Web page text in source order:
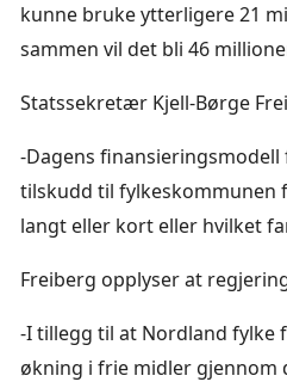
kunne bruke ytterligere 21
sammen vil det bli 46
Statssekretær Kjell-Børge
-Dagens
tilskudd til fylkeskommunen
langt eller kort eller hvilket
Freiberg opplyser at
-I tillegg til at Nordland fylke
økning i frie midler gjennom